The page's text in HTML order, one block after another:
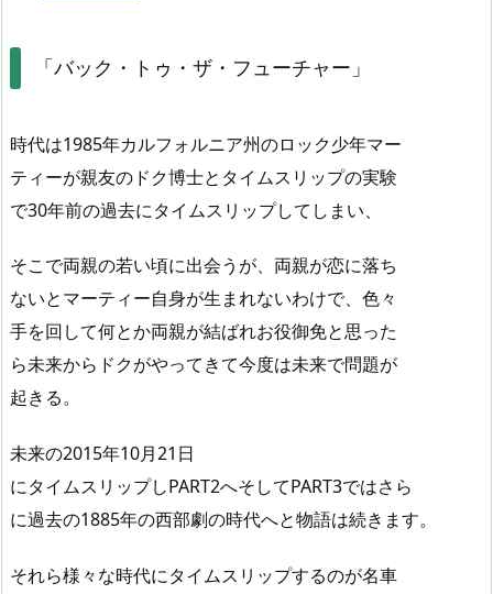
「バック・トゥ・ザ・フューチャー」
時代は1985年カルフォルニア州のロック少年マー
ティーが親友のドク博士とタイムスリップの実験
で30年前の過去にタイムスリップしてしまい、
そこで両親の若い頃に出会うが、両親が恋に落ち
ないとマーティー自身が生まれないわけで、色々
手を回して何とか両親が結ばれお役御免と思った
ら未来からドクがやってきて今度は未来で問題が
起きる。
未来の2015年10月21日
にタイムスリップしPART2へそしてPART3ではさら
に過去の1885年の西部劇の時代へと物語は続きます。
それら様々な時代にタイムスリップするのが名車